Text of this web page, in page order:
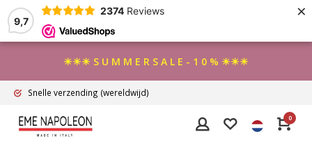
9,7
2374 Reviews ×
☀☀☀ S U M M E R S A L E - 1 0 % ☀☀☀
Snelle verzending (wereldwijd)
0